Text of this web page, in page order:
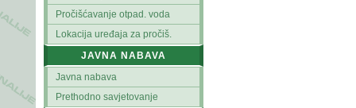
Pročišćavanje otpad. voda
Lokacija uređaja za pročiš.
JAVNA NABAVA
Javna nabava
Prethodno savjetovanje